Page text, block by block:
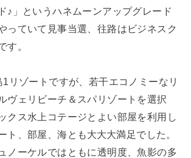
♪」というハネムーンアップグレード
っていて見事当選、往路はビジネスク
す。
リゾートですが、若干エコノミーなリ
ヴェリビーチ＆スパリゾートを選択
クス水上コテージとよい部屋を利用し
ト、部屋、海とも大大大満足でした。
ノーケルではともに透明度、魚影の多